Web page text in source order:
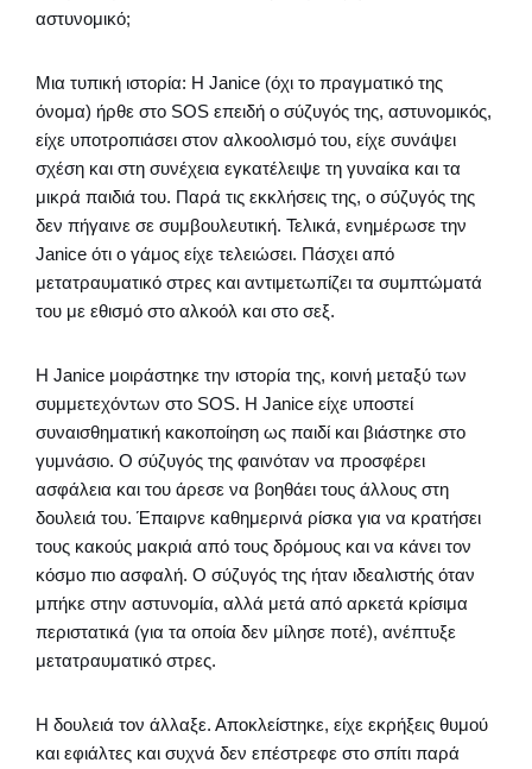
αστυνομικό;
Μια τυπική ιστορία: Η Janice (όχι το πραγματικό της
όνομα) ήρθε στο SOS επειδή ο σύζυγός της, αστυνομικός,
είχε υποτροπιάσει στον αλκοολισμό του, είχε συνάψει
σχέση και στη συνέχεια εγκατέλειψε τη γυναίκα και τα
μικρά παιδιά του. Παρά τις εκκλήσεις της, ο σύζυγός της
δεν πήγαινε σε συμβουλευτική. Τελικά, ενημέρωσε την
Janice ότι ο γάμος είχε τελειώσει. Πάσχει από
μετατραυματικό στρες και αντιμετωπίζει τα συμπτώματά
του με εθισμό στο αλκοόλ και στο σεξ.
Η Janice μοιράστηκε την ιστορία της, κοινή μεταξύ των
συμμετεχόντων στο SOS. Η Janice είχε υποστεί
συναισθηματική κακοποίηση ως παιδί και βιάστηκε στο
γυμνάσιο. Ο σύζυγός της φαινόταν να προσφέρει
ασφάλεια και του άρεσε να βοηθάει τους άλλους στη
δουλειά του. Έπαιρνε καθημερινά ρίσκα για να κρατήσει
τους κακούς μακριά από τους δρόμους και να κάνει τον
κόσμο πιο ασφαλή. Ο σύζυγός της ήταν ιδεαλιστής όταν
μπήκε στην αστυνομία, αλλά μετά από αρκετά κρίσιμα
περιστατικά (για τα οποία δεν μίλησε ποτέ), ανέπτυξε
μετατραυματικό στρες.
Η δουλειά τον άλλαξε. Αποκλείστηκε, είχε εκρήξεις θυμού
και εφιάλτες και συχνά δεν επέστρεφε στο σπίτι παρά